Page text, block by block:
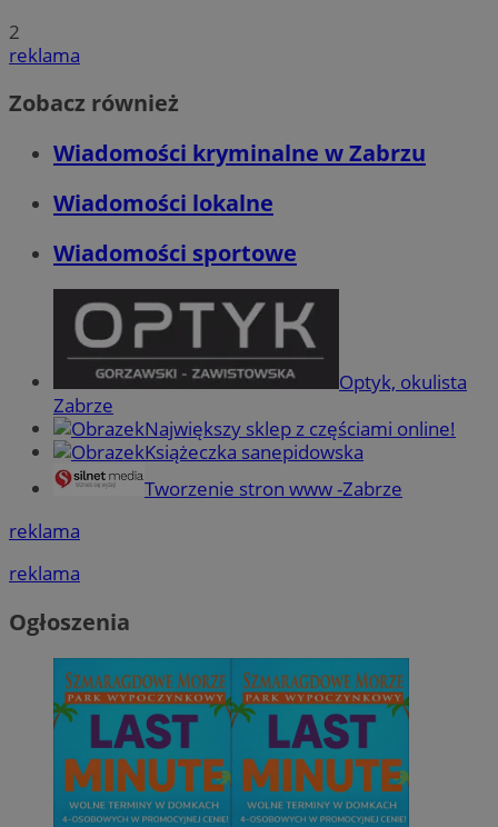
2
reklama
Zobacz również
Wiadomości kryminalne w Zabrzu
Wiadomości lokalne
Wiadomości sportowe
Optyk, okulista
Zabrze
Największy sklep z częściami online!
Książeczka sanepidowska
Tworzenie stron www -Zabrze
reklama
reklama
Ogłoszenia